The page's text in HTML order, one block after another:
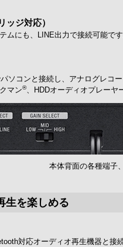
ジ対応）
ムにも、LINE出力で接続可能で
ソコンと接続し、アナログレ
マン®、HDDオーディオプレーヤ
本体背面の各種端子
生を楽しめる
対応オーディオ再生機器と